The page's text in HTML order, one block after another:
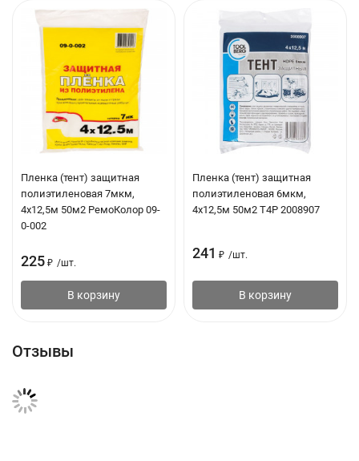
Пленка (тент) защитная
полиэтиленовая 7мкм,
4х12,5м 50м2 РемоКолор 09-
0-002
225 ₽ /шт.
В корзину
Пленка (тент) защитная
полиэтиленовая 6мкм,
4х12,5м 50м2 T4P 2008907
241 ₽ /шт.
В корзину
Отзывы